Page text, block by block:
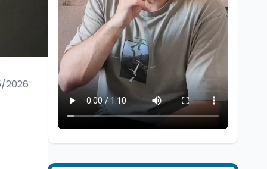
2026
Ricerca6 ago
Un secolo di Warburg: il
farmaco anti-tumore
che accende la glicolisi
Ricerca 6 ago
Il rivelatore che 'vede' i
Scuola6 ago